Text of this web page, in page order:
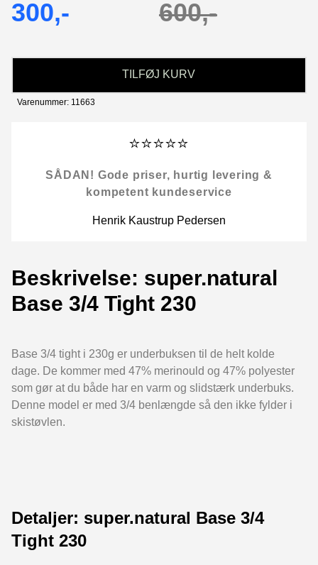
300,- 600,-
TILFØJ KURV
Varenummer: 11663
⭐⭐⭐⭐⭐
SÅDAN! Gode priser, hurtig levering &
kompetent kundeservice
Henrik Kaustrup Pedersen
Beskrivelse: super.natural
Base 3/4 Tight 230
Base 3/4 tight i 230g er underbuksen til de helt kolde
dage. De kommer med 47% merinould og 47% polyester
som gør at du både har en varm og slidstærk underbuks.
Denne model er med 3/4 benlængde så den ikke fylder i
skistøvlen.
Detaljer: super.natural Base 3/4
Tight 230